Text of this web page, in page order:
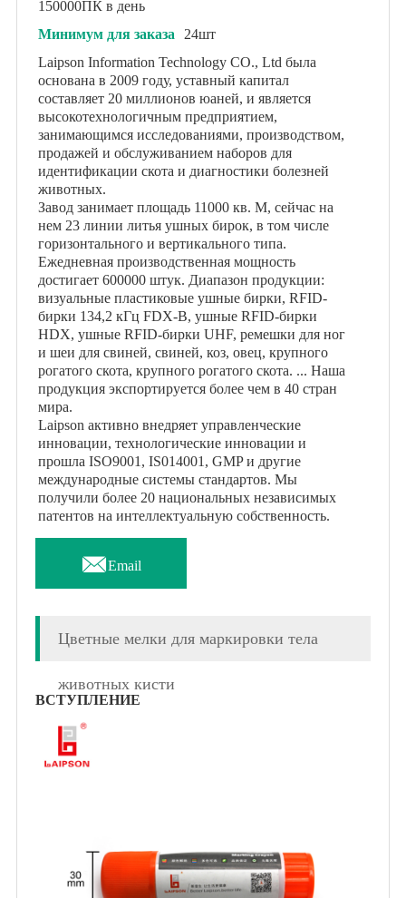
150000ПК в день
Минимум для заказа
24шт
Laipson Information Technology CO., Ltd была
основана в 2009 году, уставный капитал
составляет 20 миллионов юаней, и является
высокотехнологичным предприятием,
занимающимся исследованиями, производством,
продажей и обслуживанием наборов для
идентификации скота и диагностики болезней
животных.
Завод занимает площадь 11000 кв. М, сейчас на
нем 23 линии литья ушных бирок, в том числе
горизонтального и вертикального типа.
Ежедневная производственная мощность
достигает 600000 штук. Диапазон продукции:
визуальные пластиковые ушные бирки, RFID-
бирки 134,2 кГц FDX-B, ушные RFID-бирки
HDX, ушные RFID-бирки UHF, ремешки для ног
и шеи для свиней, свиней, коз, овец, крупного
рогатого скота, крупного рогатого скота. ... Наша
продукция экспортируется более чем в 40 стран
мира.
Laipson активно внедряет управленческие
инновации, технологические инновации и
прошла ISO9001, IS014001, GMP и другие
международные системы стандартов. Мы
получили более 20 национальных независимых
патентов на интеллектуальную собственность.
Email
Цветные мелки для маркировки тела
животных кисти
ВСТУПЛЕНИЕ